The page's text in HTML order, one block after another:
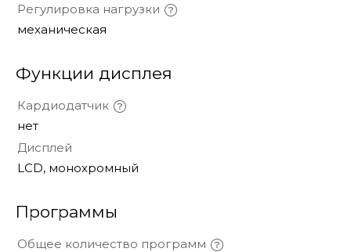
Регулировка нагрузки
механическая
Функции дисплея
Кардиодатчик
нет
Дисплей
LCD, монохромный
Программы
Общее количество программ